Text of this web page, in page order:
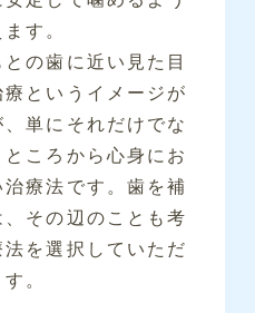
す。
の歯に近い見た目
というイメージが
単にそれだけでな
ころから心身にお
療法です。歯を補
その辺のことも考
を選択していただ
。